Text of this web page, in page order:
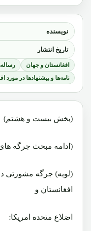
نویسنده
تاریخ انتشار
افغانستان و جهان
نامه‌ها و پیشنهادها در مورد
(بخش بیست و هشتم)
(ادامه مبحث جرگه
(لویه) جرگه مشورتی
افغانستان و
اضلاع متحده امریکا: